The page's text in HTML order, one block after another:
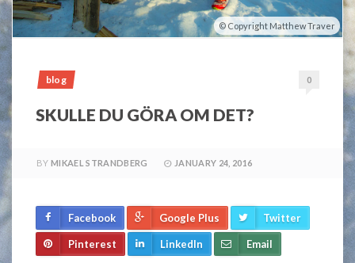
Copyright Matthew Traver
blog 0
SKULLE DU GÖRA OM DET?
BY MIKAEL STRANDBERG JANUARY 24, 2016
Facebook Google Plus Twitter
Pinterest LinkedIn Email